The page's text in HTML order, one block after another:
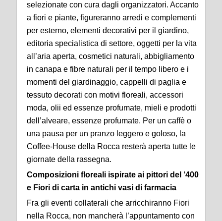
selezionate con cura dagli organizzatori. Accanto
a fiori e piante, figureranno arredi e complementi
per esterno, elementi decorativi per il giardino,
editoria specialistica di settore, oggetti per la vita
all’aria aperta, cosmetici naturali, abbigliamento
in canapa e fibre naturali per il tempo libero e i
momenti del giardinaggio, cappelli di paglia e
tessuto decorati con motivi floreali, accessori
moda, olii ed essenze profumate, mieli e prodotti
dell’alveare, essenze profumate. Per un caffè o
una pausa per un pranzo leggero e goloso, la
Coffee-House della Rocca resterà aperta tutte le
giornate della rassegna.
Composizioni floreali ispirate ai pittori del ‘400
e Fiori di carta in antichi vasi di farmacia
Fra gli eventi collaterali che arricchiranno Fiori
nella Rocca, non mancherà l’appuntamento con